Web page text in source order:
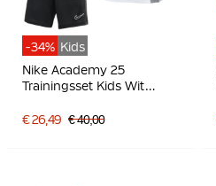
-34% Kids
Nike Academy 25
Trainingsset Kids Wit
€ 26,49 € 40,00